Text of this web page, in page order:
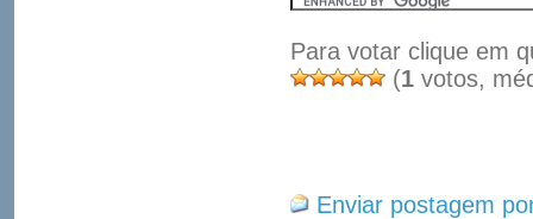
Para votar clique em
(1 votos,
Enviar postagem